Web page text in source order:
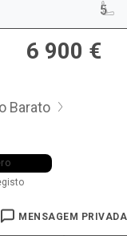
5
6 900 €
Barato
MENSAGEM PRIVADA